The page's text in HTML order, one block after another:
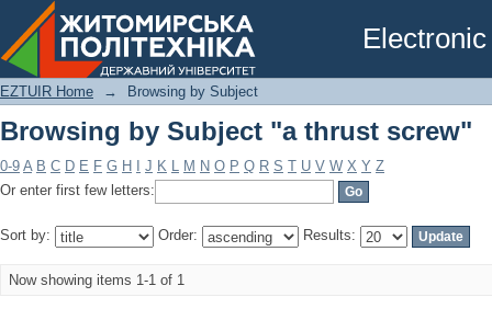
Browsing by Subject "a thrust screw"
EZTUIR Home → Browsing by Subject
Browsing by Subject "a thrust screw"
0-9 A B C D E F G H J K L M N O P Q R S T U V W X Y Z
Or enter first few letters:
Sort by: Order: Results:
Now showing items 1-1 of 1